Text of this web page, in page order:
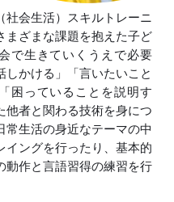
社会生活）スキルトレーニ
まざまな課題を抱えた子ど
で生きていくうえで必要
しかける」「言いたいこと
困っていることを説明す
他者と関わる技術を身につ
常生活の身近なテーマの中
イングを行ったり、基本的
動作と言語習得の練習を行